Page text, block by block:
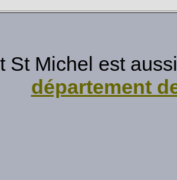
St Michel est
département